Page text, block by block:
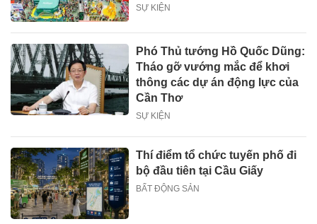
SỰ KIỆN
Phó Thủ tướng Hồ Quốc Dũng:
Tháo gỡ vướng mắc để khơi
thông các dự án động lực của
Cần Thơ
SỰ KIỆN
Thí điểm tổ chức tuyến phố đi
bộ đầu tiên tại Cầu Giấy
BẤT ĐỘNG SẢN